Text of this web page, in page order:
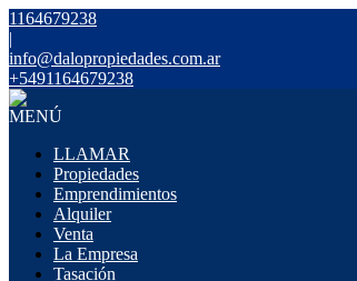
1164679238
|
info@dalopropiedades.com.ar
+5491164679238
MENÚ
LLAMAR
Propiedades
Emprendimientos
Alquiler
Venta
La Empresa
Tasación